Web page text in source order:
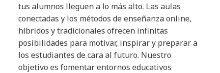
tus alumnos lleguen a lo más alto. Las aulas
conectadas y los métodos de enseñanza online,
híbridos y tradicionales ofrecen infinitas
posibilidades para motivar, inspirar y preparar a
los estudiantes de cara al futuro. Nuestro
objetivo es fomentar entornos educativos